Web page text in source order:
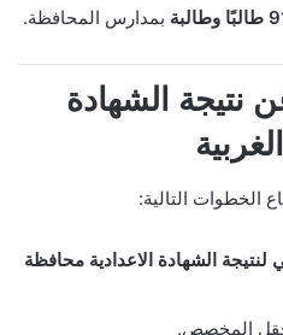
بمدارس المحافظة.
نتيجة الشهادة
الخطوات التالية:
الشهادة الاعدادية محافظة
المخصص.